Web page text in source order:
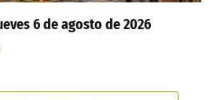
6 de agosto de 2026